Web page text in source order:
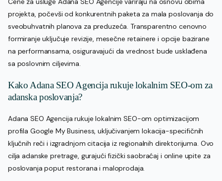
projekta, počevši od konkurentnih paketa za mala poslovanja do
sveobuhvatnih planova za preduzeća. Transparentno cenovno
formiranje uključuje revizije, mesečne retainere i opcije bazirane
na performansama, osiguravajući da vrednost bude usklađena
sa poslovnim ciljevima.
Kako Adana SEO Agencija rukuje lokalnim SEO-om za
adanska poslovanja?
Adana SEO Agencija rukuje lokalnim SEO-om optimizacijom
profila Google My Business, uključivanjem lokacija-specifičnih
ključnih reči i izgradnjom citacija iz regionalnih direktorijuma. Ovo
cilja adanske pretrage, gurajući fizički saobraćaj i online upite za
poslovanja poput restorana i maloprodaja.